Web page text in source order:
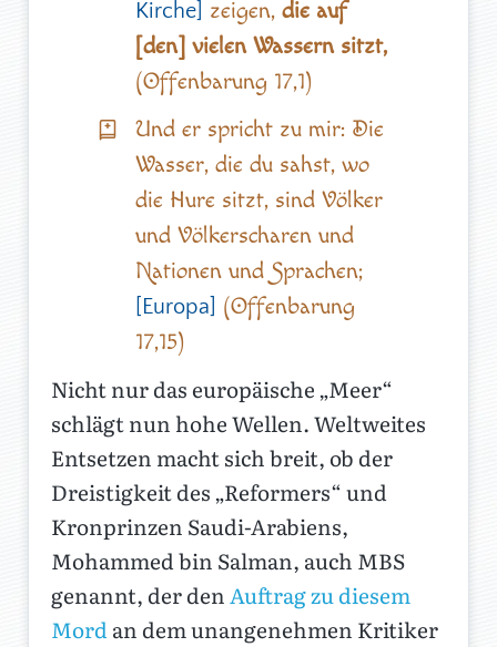
Kirche] zeigen, die auf
[den] vielen Wassern sitzt,
(Offenbarung 17,1)
Und er spricht zu mir: Die
Wasser, die du sahst, wo
die Hure sitzt, sind Völker
und Völkerscharen und
Nationen und Sprachen;
[Europa]
(Offenbarung
17,15)
Nicht nur das europäische „Meer“
schlägt nun hohe Wellen. Weltweites
Entsetzen macht sich breit, ob der
Dreistigkeit des „Reformers“ und
Kronprinzen Saudi-Arabiens,
Mohammed bin Salman, auch MBS
genannt, der denAuftrag zu diesem
Mordan dem unangenehmen Kritiker